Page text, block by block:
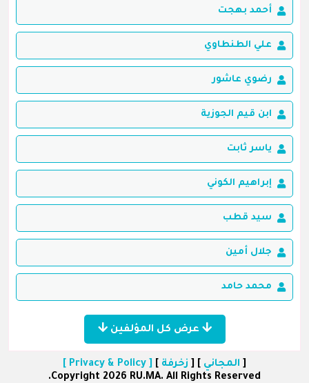
أحمد بهجت
علي الطنطاوي
رضوي عاشور
ابن قيم الجوزية
ياسر ثابت
إبراهيم الكوني
سيد قطب
جلال أمين
محمد حامد
عرض كل المؤلفين
[ المجاني ] [ زخرفة ]
[ Privacy & Policy ]
Copyright 2026 RU.MA. All Rights Reserved.